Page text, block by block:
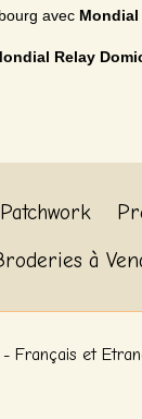
avec Mondial
Relay
à
Français et